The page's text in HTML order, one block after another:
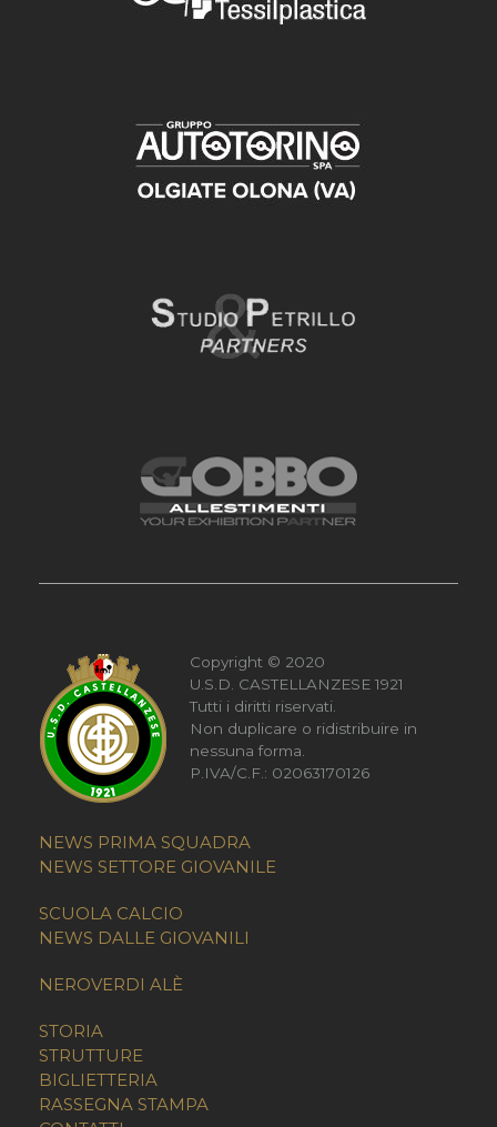
Copyright © 2020
U.S.D. CASTELLANZESE 1921
Tutti i diritti riservati.
Non duplicare o ridistribuire in
nessuna forma.
P.IVA/C.F.: 02063170126
NEWS PRIMA SQUADRA
NEWS SETTORE GIOVANILE
SCUOLA CALCIO
NEWS DALLE GIOVANILI
NEROVERDI ALÈ
STORIA
STRUTTURE
BIGLIETTERIA
RASSEGNA STAMPA